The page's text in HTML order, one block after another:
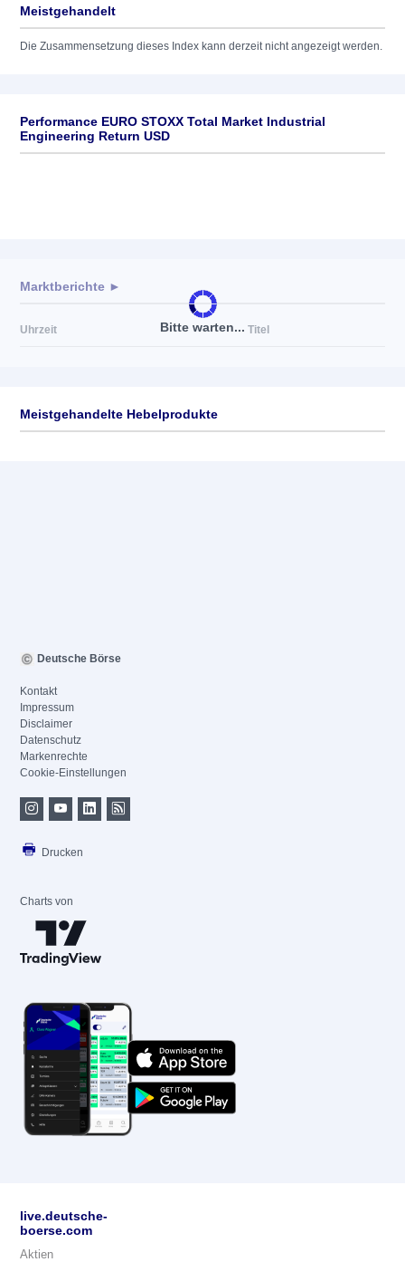
Meistgehandelt
Die Zusammensetzung dieses Index kann derzeit nicht angezeigt werden.
Performance EURO STOXX Total Market Industrial
Engineering Return USD
Bitte warten...
Marktberichte ►
Uhrzeit Titel
Meistgehandelte Hebelprodukte
Deutsche Börse
Kontakt
Impressum
Disclaimer
Datenschutz
Markenrechte
Cookie-Einstellungen
Drucken
Charts von
live.deutsche-
boerse.com
Aktien